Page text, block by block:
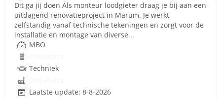
Dit ga jij doen Als monteur loodgieter draag je bij aan een
uitdagend renovatieproject in Marum. Je werkt
zelfstandig vanaf technische tekeningen en zorgt voor de
installatie en montage van diverse...
MBO
Techniek
Laatste update: 8-8-2026